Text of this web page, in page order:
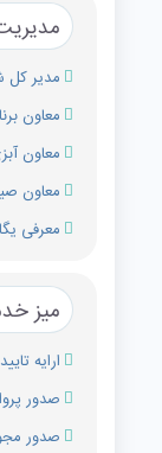
مدیر کل
معاون
معاون
معاون
معرفی
میز
ارایه
صدور
صدور